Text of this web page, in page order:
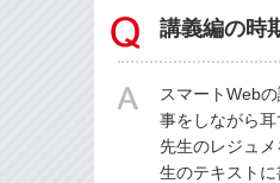
講義編の時
スマートWeb
事をしながら
先生のレジュ
生のテキスト